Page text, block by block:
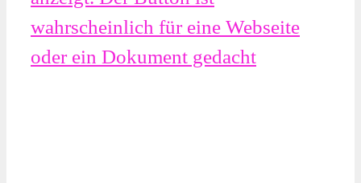
wahrscheinlich für eine Webseite
oder ein Dokument gedacht